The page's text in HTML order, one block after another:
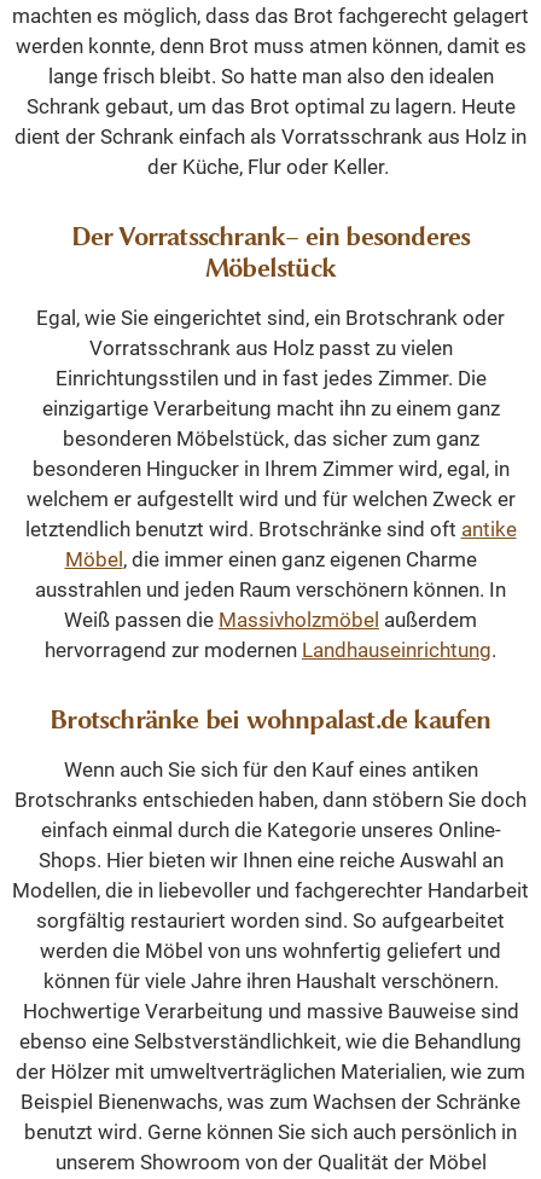
machten es möglich, dass das Brot fachgerecht gelagert
werden konnte, denn Brot muss atmen können, damit es
lange frisch bleibt. So hatte man also den idealen
Schrank gebaut, um das Brot optimal zu lagern. Heute
dient der Schrank einfach als Vorratsschrank aus Holz in
der Küche, Flur oder Keller.
Der Vorratsschrank– ein besonderes
Möbelstück
Egal, wie Sie eingerichtet sind, ein Brotschrank oder
Vorratsschrank aus Holz passt zu vielen
Einrichtungsstilen und in fast jedes Zimmer. Die
einzigartige Verarbeitung macht ihn zu einem ganz
besonderen Möbelstück, das sicher zum ganz
besonderen Hingucker in Ihrem Zimmer wird, egal, in
welchem er aufgestellt wird und für welchen Zweck er
letztendlich benutzt wird. Brotschränke sind oft antike
Möbel , die immer einen ganz eigenen Charme
ausstrahlen und jeden Raum verschönern können. In
Weiß passen die Massivholzmöbel außerdem
hervorragend zur modernen Landhauseinrichtung.
Brotschränke bei wohnpalast.de kaufen
Wenn auch Sie sich für den Kauf eines antiken
Brotschranks entschieden haben, dann stöbern Sie doch
einfach einmal durch die Kategorie unseres Online-
Shops. Hier bieten wir Ihnen eine reiche Auswahl an
Modellen, die in liebevoller und fachgerechter Handarbeit
sorgfältig restauriert worden sind. So aufgearbeitet
werden die Möbel von uns wohnfertig geliefert und
können für viele Jahre ihren Haushalt verschönern.
Hochwertige Verarbeitung und massive Bauweise sind
ebenso eine Selbstverständlichkeit, wie die Behandlung
der Hölzer mit umweltverträglichen Materialien, wie zum
Beispiel Bienenwachs, was zum Wachsen der Schränke
benutzt wird. Gerne können Sie sich auch persönlich in
unserem Showroom von der Qualität der Möbel